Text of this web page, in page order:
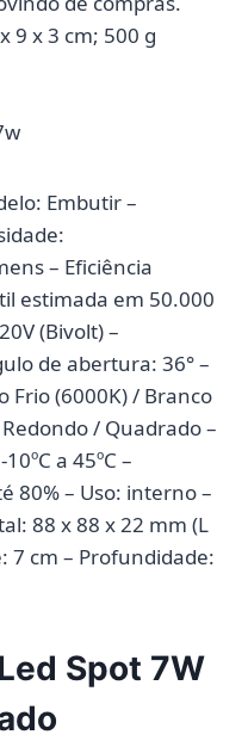
do produto ‏ : ‎ 9 x 9 x 3 cm; 500 g
Embutir –
– Eficiência
estimada em 50.000
(Bivolt) –
de abertura: 36° –
Frio (6000K) / Branco
/ Quadrado –
a 45ºC –
80% – Uso: interno –
88 x 88 x 22 mm (L
7 cm – Profundidade:
Spot 7W